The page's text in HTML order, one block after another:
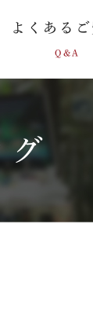
よくある
Q&A
グ